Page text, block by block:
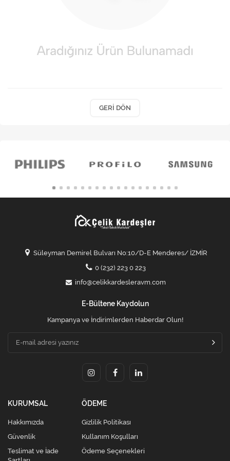
Ev Tekstili
GERI DÖN
Süleyman Demirel Bulvarı No:10/D-E Menderes/ İZMİR
0 (232) 223 0 223
info@celikkardesleravm.com
E-Bültene Kaydolun
Kampanya ve İndirimlerden Haberdar Olun!
KURUMSAL
Hakkımızda
Güvenlik
Teslimat ve İade
ÖDEME
Gizlilik Politikası
Kullanım Koşulları
Ödeme Seçenekleri